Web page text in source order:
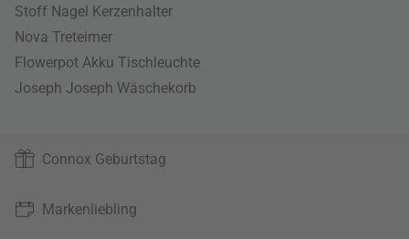
Stoff Nagel Kerzenhalter
Nova Treteimer
Flowerpot Akku Tischleuchte
Joseph Joseph Wäschekorb
Connox Geburtstag
Markenliebling